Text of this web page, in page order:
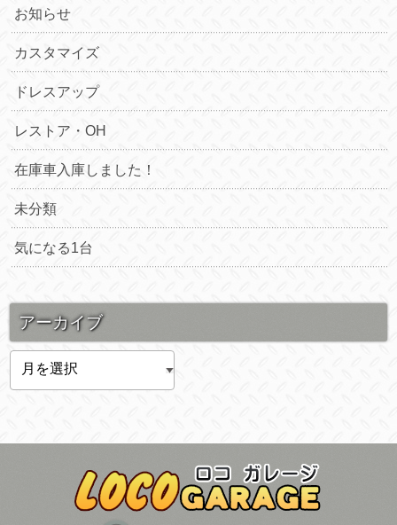
お知らせ
カスタマイズ
ドレスアップ
レストア・OH
在庫車入庫しました！
未分類
気になる1台
アーカイブ
ブ